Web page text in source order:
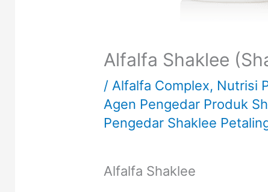
Alfalfa Shaklee
/ Alfalfa Complex, Nutrisi
Agen Pengedar Produk
Pengedar Shaklee
Alfalfa Shaklee